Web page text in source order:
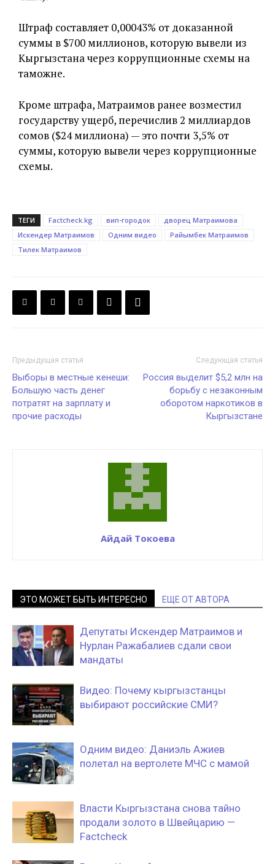
Штраф составляет 0,00043% от доказанной
суммы в $700 миллионов, которую вывели из
Кыргызстана через коррупционные схемы на
таможне.
Кроме штрафа, Матраимов ранее возместил
государству ущерб, перечислив 2 миллиардов
сомов ($24 миллиона) — это почти 3,5% от
суммы, которую вывели через коррупционные
схемы.
ТЕГИ Factcheck.kg вип-городок
дворец Матраимова
Искендер Матраимов
Одним видео
Райымбек Матраимов
Тилек Матраимов
Предыдущая статья
Выборы в местные кенеши:
Большую часть денег
потратят на зарплату и
прочие расходы
Следующая статья
Россия выделит $5,2 млн на
борьбу с незаконным
оборотом наркотиков в
Кыргызстане
Айдай Токоева
ЭТО МОЖЕТ БЫТЬ ИНТЕРЕСНО ЕЩЕ ОТ АВТОРА
Депутаты Искендер Матраимов и
Нурлан Ражабалиев сдали свои
мандаты
Видео: Почему кыргызстанцы
выбирают российские СМИ?
Одним видео: Даниэль Ажиев
полетал на вертолете МЧС с мамой
Власти Кыргызстана снова тайно
продали золото в Швейцарию —
Factcheck